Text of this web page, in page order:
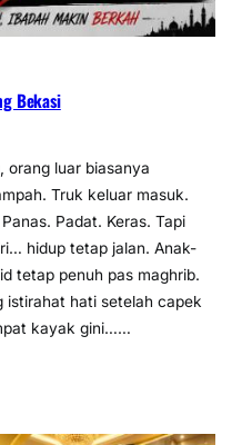
Bekasi
orang luar biasanya
Truk keluar masuk.
Padat. Keras. Tapi
hidup tetap jalan. Anak-
tetap penuh pas maghrib.
istirahat hati setelah capek
kayak gini……